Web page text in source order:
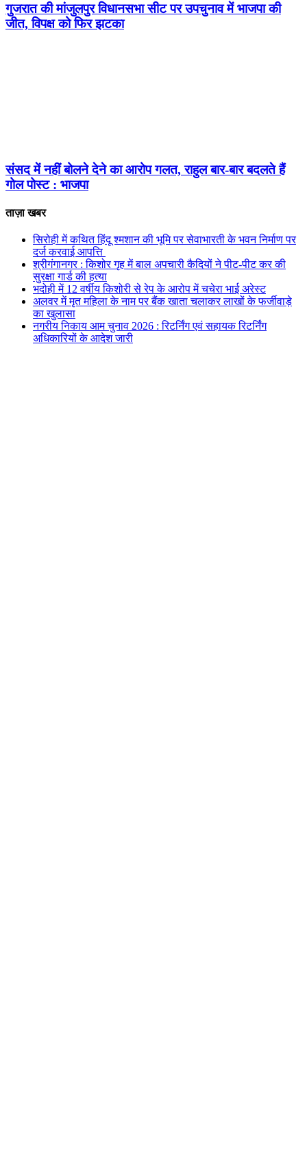
गुजरात की मांजुलपुर विधानसभा सीट पर उपचुनाव में भाजपा की
जीत, विपक्ष को फिर झटका
संसद में नहीं बोलने देने का आरोप गलत, राहुल बार-बार बदलते हैं
गोल पोस्ट : भाजपा
ताज़ा खबर
सिरोही में कथित हिंदू श्मशान की भूमि पर सेवाभारती के भवन निर्माण पर
दर्ज करवाई आपत्ति
श्रीगंगानगर : किशोर गृह में बाल अपचारी कैदियों ने पीट-पीट कर की
सुरक्षा गार्ड की हत्या
भदोही में 12 वर्षीय किशोरी से रेप के आरोप में चचेरा भाई अरेस्ट
अलवर में मृत महिला के नाम पर बैंक खाता चलाकर लाखों के फर्जीवाड़े
का खुलासा
नगरीय निकाय आम चुनाव 2026 : रिटर्निंग एवं सहायक रिटर्निंग
अधिकारियों के आदेश जारी